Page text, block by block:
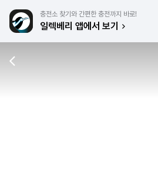
충전소 찾기와 간편한 충전까지 바로!
일렉베리 앱에서 보기